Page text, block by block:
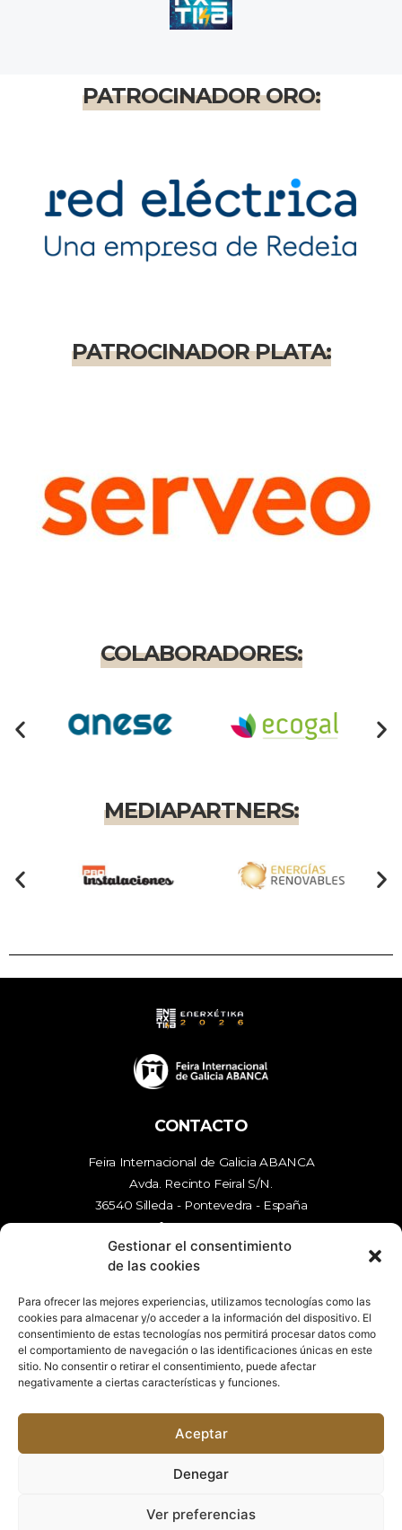
Gestionar el consentimiento
de las cookies
Para ofrecer las mejores experiencias, utilizamos tecnologías como las
cookies para almacenar y/o acceder a la información del dispositivo. El
consentimiento de estas tecnologías nos permitirá procesar datos como
el comportamiento de navegación o las identificaciones únicas en este
sitio. No consentir o retirar el consentimiento, puede afectar
negativamente a ciertas características y funciones.
Aceptar
Denegar
Ver preferencias
PATROCINADOR ORO:
PATROCINADOR PLATA:
COLABORADORES:
MEDIAPARTNERS:
CONTACTO
Feira Internacional de Galicia ABANCA
Avda. Recinto Feiral S/N.
36540 Silleda - Pontevedra - España
tfn986 577 000
mailenerxetika@feiragalicia.com
ENLACES
Aviso legal
Política de privacidad
descargar dossier
ver tarifas